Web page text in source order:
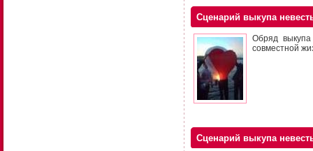
Сценарий выкупа
Обряд выкупа
совместной
Сценарий выкупа